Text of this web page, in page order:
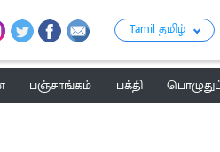
Tamil தமிழ்
பஞ்சாங்கம் பக்தி